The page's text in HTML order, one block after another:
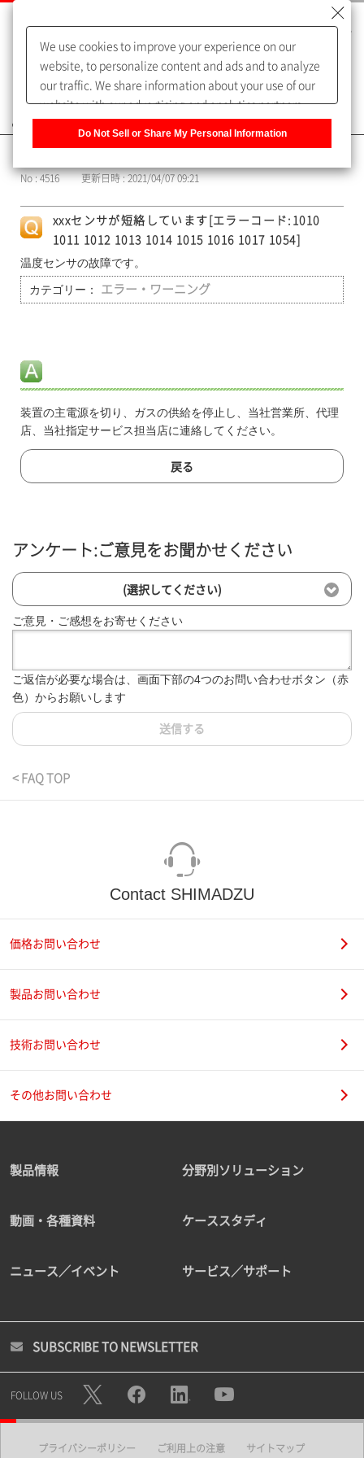
よくあるご質問（FAQ）
No : 4516 更新日時 : 2021/04/07 09:21
xxxセンサが短絡しています[エラーコード:1010
1011 1012 1013 1014 1015 1016 1017 1054]
温度センサの故障です。
カテゴリー： エラー・ワーニング
装置の主電源を切り、ガスの供給を停止し、当社営業所、代理
店、当社指定サービス担当店に連絡してください。
戻る
アンケート:ご意見をお聞かせください
(選択してください)
ご意見・ご感想をお寄せください
ご返信が必要な場合は、画面下部の4つのお問い合わせボタン（赤
色）からお願いします
送信する
< FAQ TOP
Contact SHIMADZU
価格お問い合わせ
製品お問い合わせ
技術お問い合わせ
その他お問い合わせ
製品情報 分野別ソリューション
動画・各種資料 ケーススタディ
ニュース／イベント サービス／サポート
SUBSCRIBE TO NEWSLETTER
FOLLOW US
プライバシーポリシー ご利用上の注意 サイトマップ
We use cookies to improve your experience on our
website, to personalize content and ads and to analyze
our traffic. We share information about your use of our
website with our advertising and analytics partners,
of our sharing information about you with our partners.
Information] to customize your cookie settings on our
website.Privacy Policy
Do Not Sell or Share My Personal Information